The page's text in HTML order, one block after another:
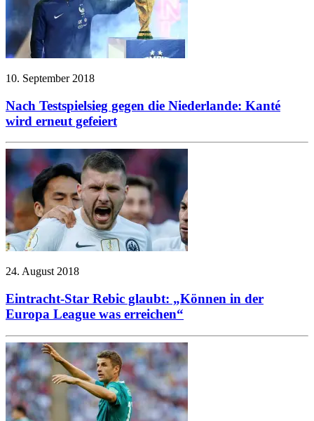
10. September 2018
Nach Testspielsieg gegen die Niederlande: Kanté
wird erneut gefeiert
24. August 2018
Eintracht-Star Rebic glaubt: „Können in der
Europa League was erreichen“